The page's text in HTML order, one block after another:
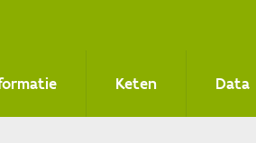
Keten Data